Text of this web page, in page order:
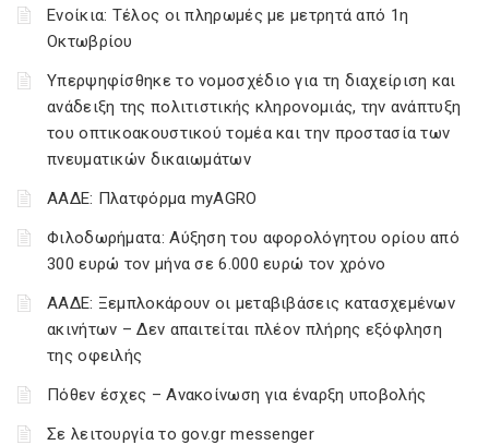
Ενοίκια: Τέλος οι πληρωμές με μετρητά από 1η
Οκτωβρίου
Υπερψηφίσθηκε το νομοσχέδιο για τη διαχείριση και
ανάδειξη της πολιτιστικής κληρονομιάς, την ανάπτυξη
του οπτικοακουστικού τομέα και την προστασία των
πνευματικών δικαιωμάτων
ΑΑΔΕ: Πλατφόρμα myAGRO
Φιλοδωρήματα: Αύξηση του αφορολόγητου ορίου από
300 ευρώ τον μήνα σε 6.000 ευρώ τον χρόνο
ΑΑΔΕ: Ξεμπλοκάρουν οι μεταβιβάσεις κατασχεμένων
ακινήτων – Δεν απαιτείται πλέον πλήρης εξόφληση
της οφειλής
Πόθεν έσχες – Ανακοίνωση για έναρξη υποβολής
Σε λειτουργία το gov.gr messenger